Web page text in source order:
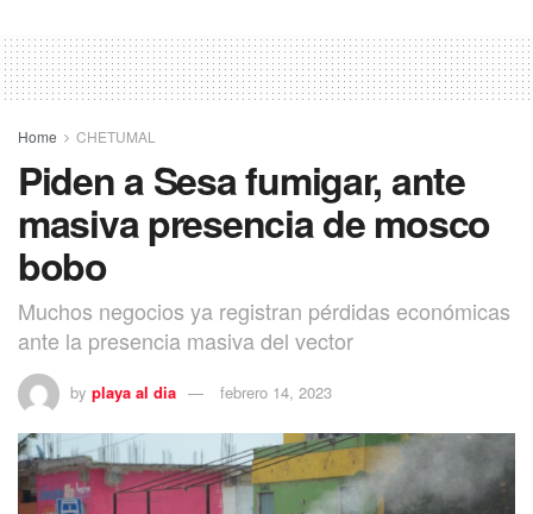
Home CHETUMAL
Piden a Sesa fumigar, ante
masiva presencia de mosco
bobo
Muchos negocios ya registran pérdidas económicas
ante la presencia masiva del vector
by playa al dia febrero 14, 2023